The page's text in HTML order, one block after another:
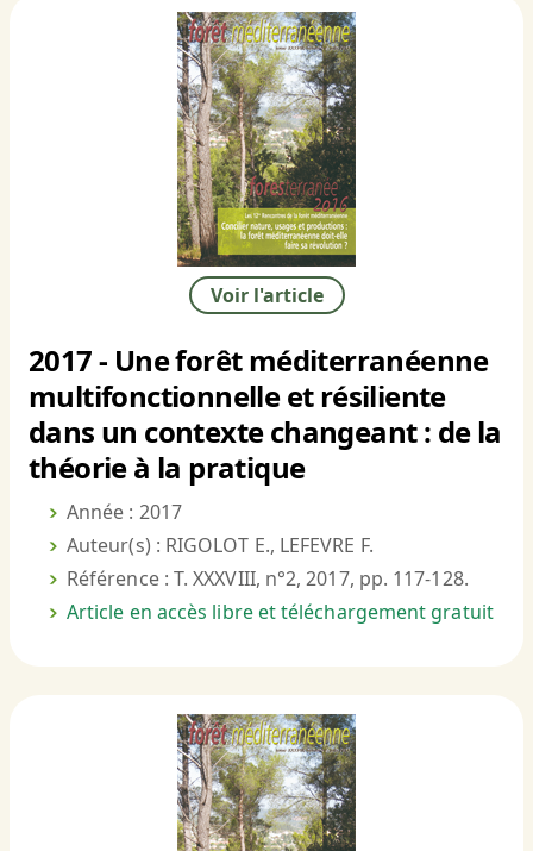
Voir l'article
2017 - Une forêt méditerranéenne
multifonctionnelle et résiliente
dans un contexte changeant : de la
théorie à la pratique
Année : 2017
Auteur(s) : RIGOLOT E., LEFEVRE F.
Référence : T. XXXVIII, n°2, 2017, pp. 117-128.
Article en accès libre et téléchargement gratuit